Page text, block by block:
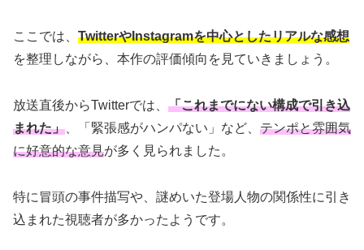
ここでは、 TwitterやInstagramを中心としたリアルな感想
を整理しながら、本作の評価傾向を見ていきましょう。
放送直後からTwitterでは、 「これまでにない構成で引き込
まれた」 、「緊張感がハンパない」など、 テンポと雰囲気
に好意的な意見が多く見られました。
特に冒頭の事件描写や、謎めいた登場人物の関係性に引き
込まれた視聴者が多かったようです。